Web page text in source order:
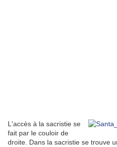
L'accès à la sacristie se
fait par le couloir de
droite. Dans la sacristie se trouve